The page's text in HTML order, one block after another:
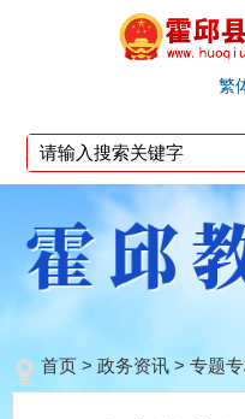
繁
首页 > 政务资讯 > 专题